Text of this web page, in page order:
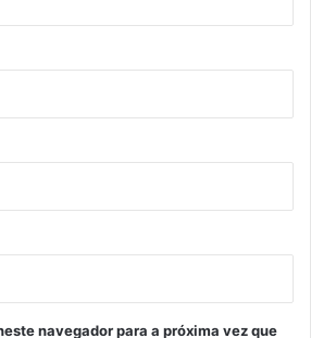
navegador para a próxima vez que